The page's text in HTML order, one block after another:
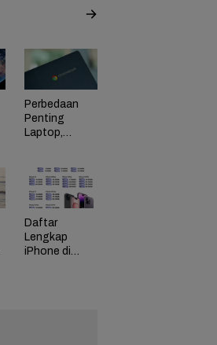
Perbedaan
Penting
Laptop,
Daftar
Lengkap
iPhone di